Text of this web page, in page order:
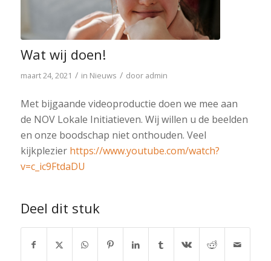
Wat wij doen!
maart 24, 2021 / in Nieuws / door admin
Met bijgaande videoproductie doen we mee aan
de NOV Lokale Initiatieven. Wij willen u de beelden
en onze boodschap niet onthouden. Veel
kijkplezier https://www.youtube.com/watch?
v=c_ic9FtdaDU
Deel dit stuk